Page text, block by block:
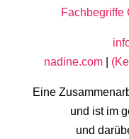
Fachbegriffe
nadine.com
Eine
und ist im
und